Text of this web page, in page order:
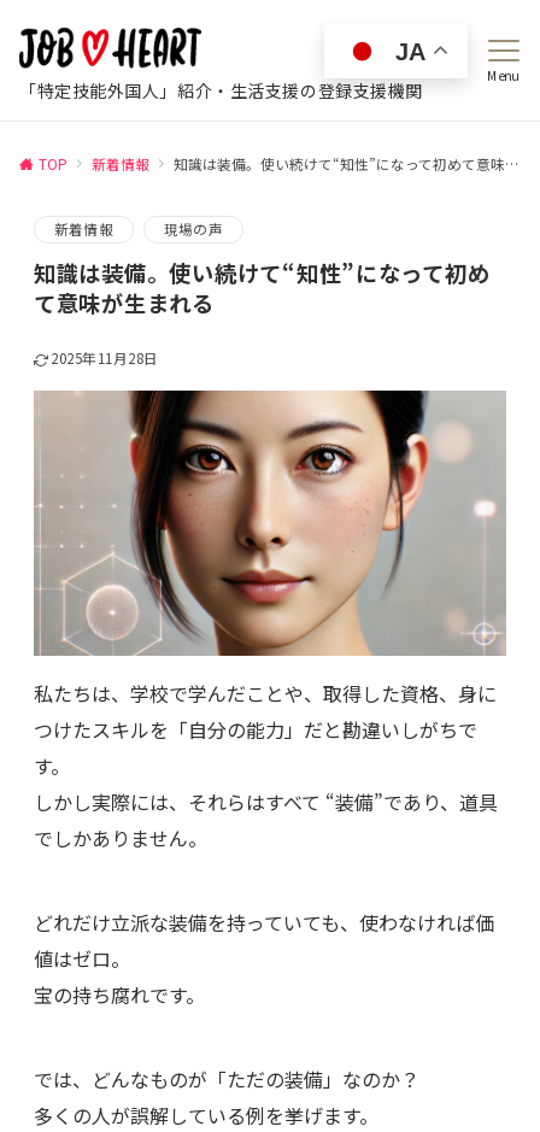
「特定技能外国人」紹介・生活支援の登録支援機関
Menu
TOP 新着情報 知識は装備。使い続けて“知性”になって初めて意味が生まれる
新着情報 現場の声
知識は装備。使い続けて“知性”になって初め
て意味が生まれる
2025年11月28日
私たちは、学校で学んだことや、取得した資格、身に
つけたスキルを「自分の能力」だと勘違いしがちで
す。
しかし実際には、それらはすべて “装備”であり、道具
でしかありません。
どれだけ立派な装備を持っていても、使わなければ価
値はゼロ。
宝の持ち腐れです。
では、どんなものが「ただの装備」なのか？
多くの人が誤解している例を挙げます。
JA